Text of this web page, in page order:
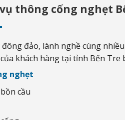
vụ thông cống nghẹt
đảo, lành nghề cùng
khách hàng tại tỉnh Bến Tre
nghẹt
cầu